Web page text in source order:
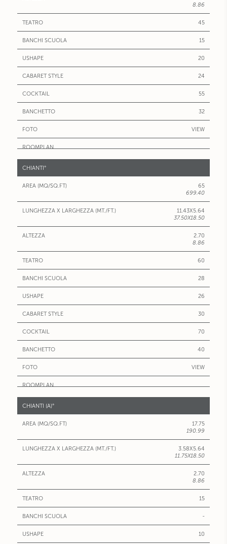
FOTO
ROOMPLAN
8.86
45
15
20
24
55
32
VIEW
CHIANTI°
65
699.40
11.43X5.64
37.50X18.50
2.70
8.86
60
28
26
30
70
40
VIEW
CHIANTI (A)°
17.75
190.99
3.58X5.64
11.75X18.50
2.70
8.86
15
-
10